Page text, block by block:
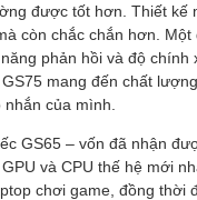
được tốt hơn. Thiết kế
còn chắc chắn hơn.
phản hồi và độ
mang đến chất
của mình.
GS65 – vốn đã nhận
và CPU thế hệ mới
chơi game, đồng thời